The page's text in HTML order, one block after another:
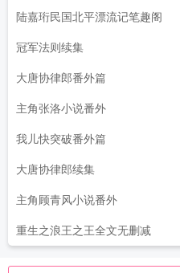
陆嘉珩民国北平漂流记笔趣阁
冠军法则续集
大唐协律郎番外篇
主角张洛小说番外
我儿快突破番外篇
大唐协律郎续集
主角顾青风小说番外
重生之浪王之王全文无删减